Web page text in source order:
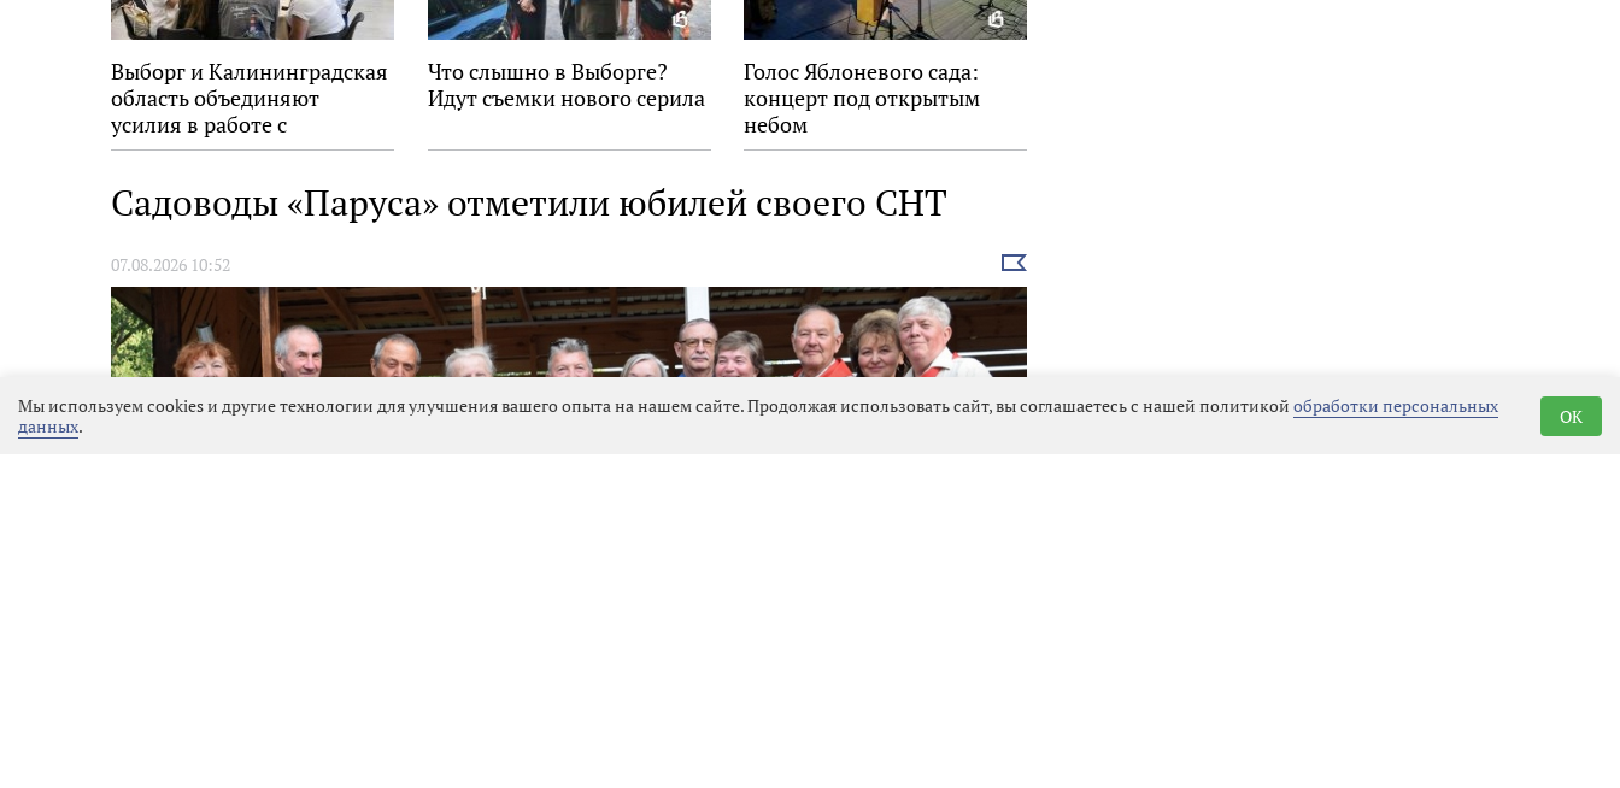
Выборг и Калининградская
область объединяют
усилия в работе с
молодёжью
Что слышно в Выборге?
Идут съемки нового серила
Голос Яблоневого сада:
концерт под открытым
небом
Садоводы «Паруса» отметили юбилей своего СНТ
07.08.2026 10:52
Выбрать
новость
Мы используем cookies и другие технологии для улучшения вашего опыта на нашем сайте. Продолжая использовать сайт, вы соглашаетесь с нашей политикой обработки персональных
данных. OK